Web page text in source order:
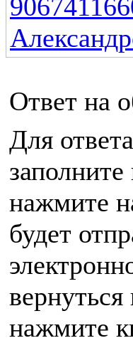
Ответ на
Для
нажмите
будет
нажмите